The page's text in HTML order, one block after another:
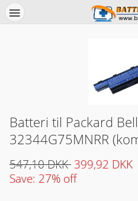
Batteri til Packard
32344G75MNRR
547,10 DKK 399,92 DKK
Save: 27% off